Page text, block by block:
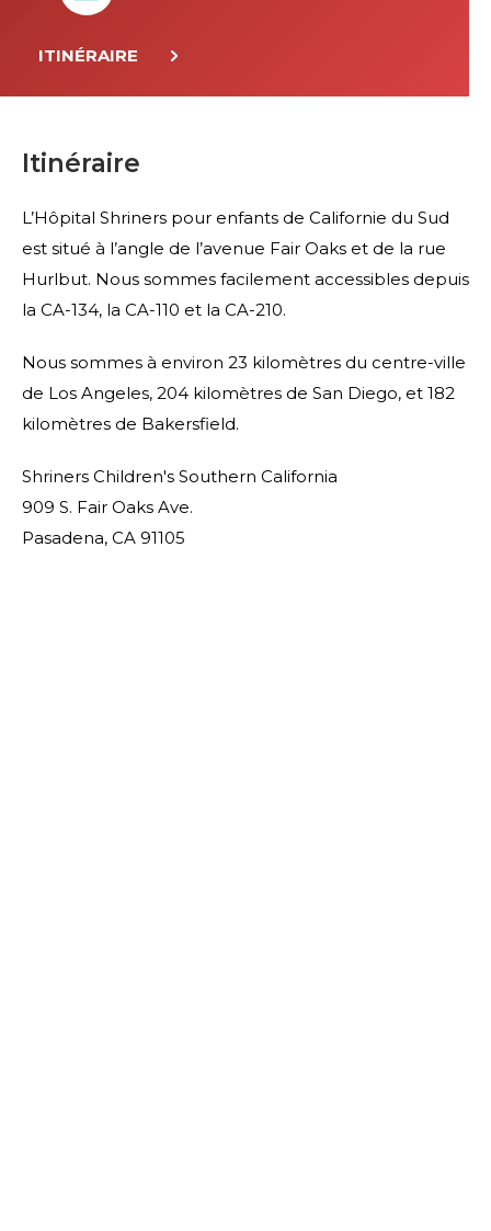
ITINÉRAIRE
Itinéraire
L’Hôpital Shriners pour enfants de Californie du Sud
est situé à l’angle de l’avenue Fair Oaks et de la rue
Hurlbut. Nous sommes facilement accessibles depuis
la CA-134, la CA-110 et la CA-210.
Nous sommes à environ 23 kilomètres du centre-ville
de Los Angeles, 204 kilomètres de San Diego, et 182
kilomètres de Bakersfield.
Shriners Children's Southern California
909 S. Fair Oaks Ave.
Pasadena, CA 91105